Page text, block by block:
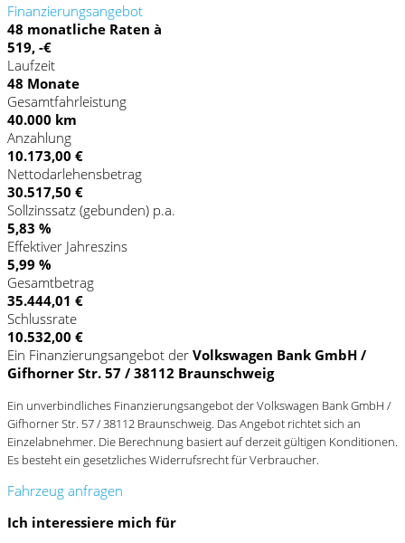
Finanzierungsangebot
48 monatliche Raten à
519, -€
Laufzeit
48 Monate
Gesamtfahrleistung
40.000 km
Anzahlung
10.173,00 €
Nettodarlehensbetrag
30.517,50 €
Sollzinssatz (gebunden) p.a.
5,83 %
Effektiver Jahreszins
5,99 %
Gesamtbetrag
35.444,01 €
Schlussrate
10.532,00 €
Ein Finanzierungsangebot der Volkswagen Bank GmbH /
Gifhorner Str. 57 / 38112 Braunschweig
Ein unverbindliches Finanzierungsangebot der Volkswagen Bank GmbH /
Gifhorner Str. 57 / 38112 Braunschweig. Das Angebot richtet sich an
Einzelabnehmer. Die Berechnung basiert auf derzeit gültigen Konditionen.
Es besteht ein gesetzliches Widerrufsrecht für Verbraucher.
Fahrzeug anfragen
Ich interessiere mich für